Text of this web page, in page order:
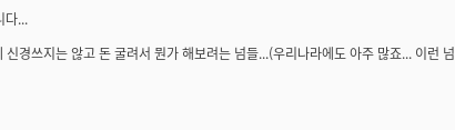
다...
경쓰지는 않고 돈 굴려서 뭔가 해보려는 넘들...(우리나라에도 아주 많죠... 이런 넘